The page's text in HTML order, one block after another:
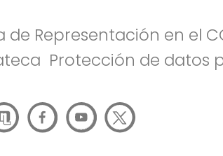
de Representación en el
Protección de datos